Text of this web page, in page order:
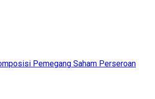
Pemegang Saham Perseroan